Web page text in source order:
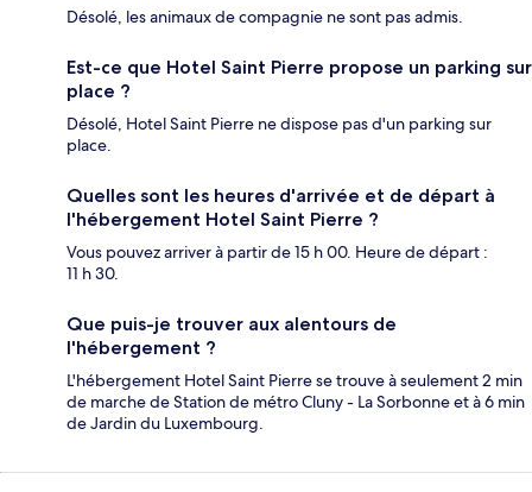
Désolé, les animaux de compagnie ne sont pas admis.
Est-ce que Hotel Saint Pierre propose un parking sur
place ?
Désolé, Hotel Saint Pierre ne dispose pas d'un parking sur
place.
Quelles sont les heures d'arrivée et de départ à
l'hébergement Hotel Saint Pierre ?
Vous pouvez arriver à partir de 15 h 00. Heure de départ :
11 h 30.
Que puis-je trouver aux alentours de
l'hébergement ?
L'hébergement Hotel Saint Pierre se trouve à seulement 2 min
de marche de Station de métro Cluny - La Sorbonne et à 6 min
de Jardin du Luxembourg.